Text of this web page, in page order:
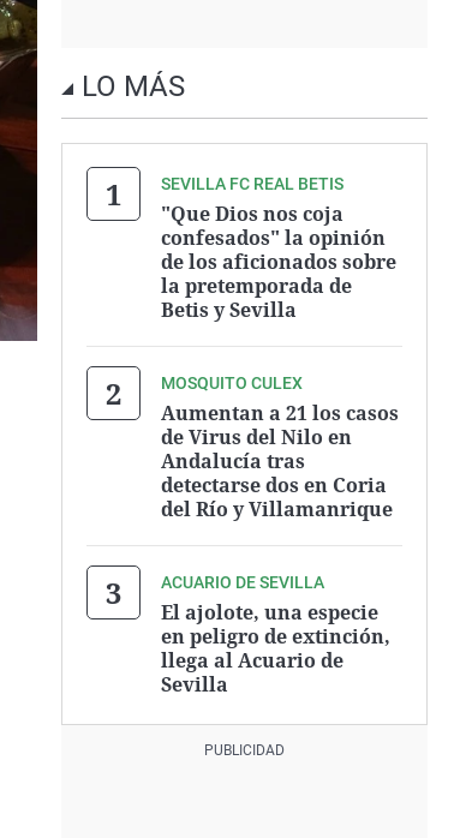
LO MÁS
SEVILLA FC REAL BETIS
"Que Dios nos coja
confesados" la opinión
de los aficionados sobre
la pretemporada de
Betis y Sevilla
MOSQUITO CULEX
Aumentan a 21 los casos
de Virus del Nilo en
Andalucía tras
detectarse dos en Coria
del Río y Villamanrique
ACUARIO DE SEVILLA
El ajolote, una especie
en peligro de extinción,
llega al Acuario de
Sevilla